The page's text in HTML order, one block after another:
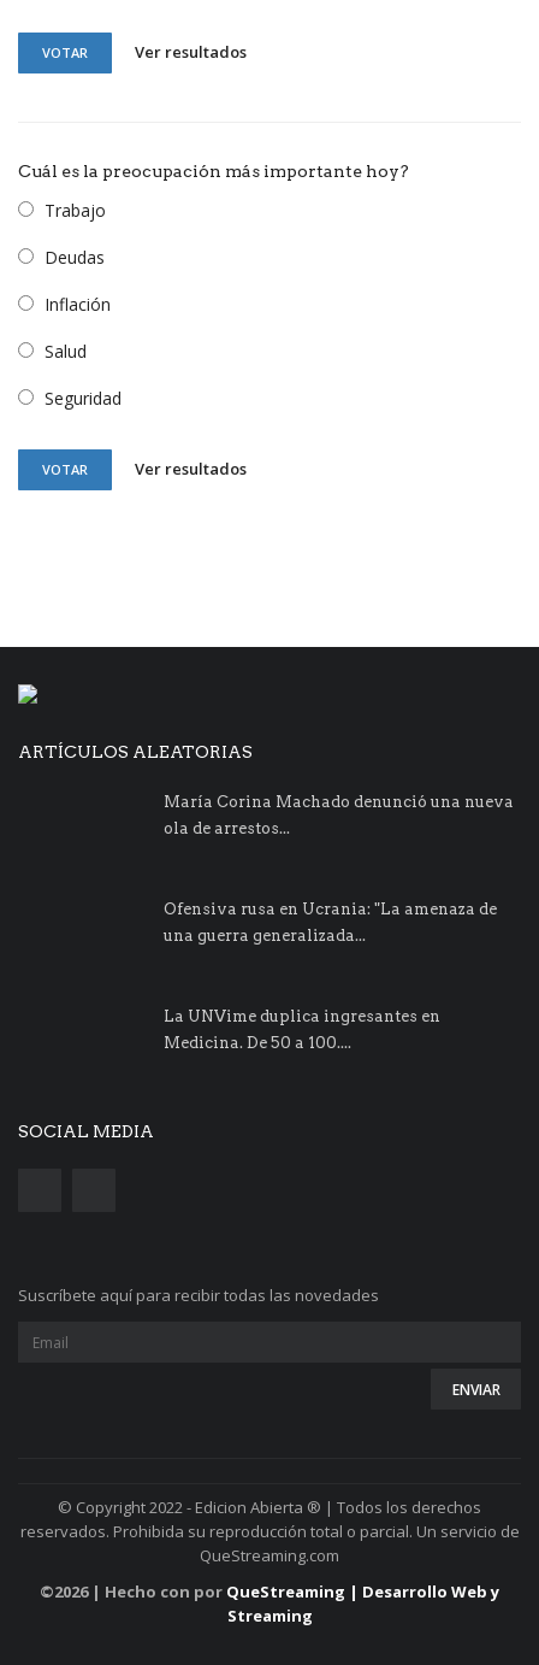
VOTAR Ver resultados
Cuál es la preocupación más importante hoy?
Trabajo
Deudas
Inflación
Salud
Seguridad
VOTAR Ver resultados
ARTÍCULOS ALEATORIAS
María Corina Machado denunció una nueva
ola de arrestos...
Ofensiva rusa en Ucrania: "La amenaza de
una guerra generalizada...
La UNVime duplica ingresantes en
Medicina. De 50 a 100....
SOCIAL MEDIA
Suscríbete aquí para recibir todas las novedades
© Copyright 2022 - Edicion Abierta ® | Todos los derechos
reservados. Prohibida su reproducción total o parcial. Un servicio de
QueStreaming.com
©2026 | Hecho con por QueStreaming | Desarrollo Web y
Streaming